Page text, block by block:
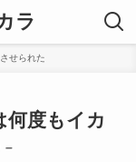
ラ
せられた
度もイカ
–